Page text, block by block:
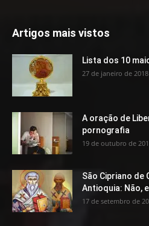
Artigos mais vistos
Lista dos 10
27 de janeiro de 2018
A oração de
pornografia
19 de outubro de
São Cipriano de
Antioquia: Não,
17 de setembro de